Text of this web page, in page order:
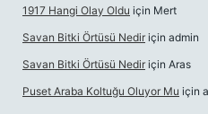
1917 Hangi Olay Oldu için Mert
Savan Bitki Örtüsü Nedir için admin
Savan Bitki Örtüsü Nedir için Aras
Puset Araba Koltuğu Oluyor Mu için